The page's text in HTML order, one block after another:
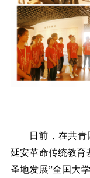
日前，在共
延安革命传统教育
圣地发展”全国大